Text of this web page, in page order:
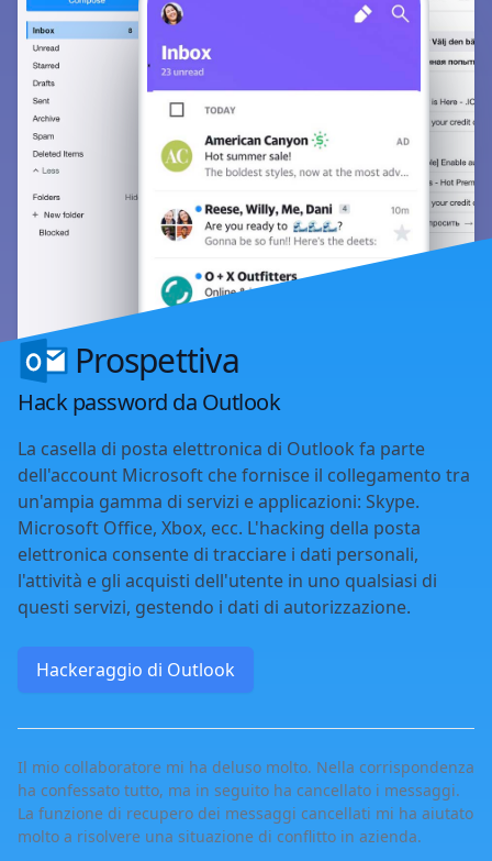
Prospettiva
Hack password da Outlook
La casella di posta elettronica di Outlook fa parte
dell'account Microsoft che fornisce il collegamento tra
un'ampia gamma di servizi e applicazioni: Skype.
Microsoft Office, Xbox, ecc. L'hacking della posta
elettronica consente di tracciare i dati personali,
l'attività e gli acquisti dell'utente in uno qualsiasi di
questi servizi, gestendo i dati di autorizzazione.
Hackeraggio di Outlook
Il mio collaboratore mi ha deluso molto. Nella corrispondenza
ha confessato tutto, ma in seguito ha cancellato i messaggi.
La funzione di recupero dei messaggi cancellati mi ha aiutato
molto a risolvere una situazione di conflitto in azienda.